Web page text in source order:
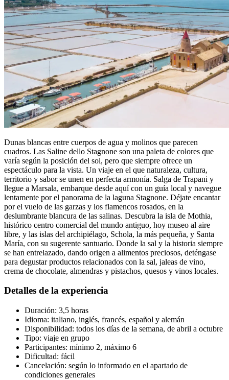
Dunas blancas entre cuerpos de agua y molinos que parecen
cuadros. Las Saline dello Stagnone son una paleta de colores que
varía según la posición del sol, pero que siempre ofrece un
espectáculo para la vista. Un viaje en el que naturaleza, cultura,
territorio y sabor se unen en perfecta armonía. Salga de Trapani y
llegue a Marsala, embarque desde aquí con un guía local y navegue
lentamente por el panorama de la laguna Stagnone. Déjate encantar
por el vuelo de las garzas y los flamencos rosados, en la
deslumbrante blancura de las salinas. Descubra la isla de Mothia,
histórico centro comercial del mundo antiguo, hoy museo al aire
libre, y las islas del archipiélago, Schola, la más pequeña, y Santa
María, con su sugerente santuario. Donde la sal y la historia siempre
se han entrelazado, dando origen a alimentos preciosos, deténgase
para degustar productos relacionados con la sal, jaleas de vino,
crema de chocolate, almendras y pistachos, quesos y vinos locales.
Detalles de la experiencia
Duración: 3,5 horas
Idioma: italiano, inglés, francés, español y alemán
Disponibilidad: todos los días de la semana, de abril a octubre
Tipo: viaje en grupo
Participantes: mínimo 2, máximo 6
Dificultad: fácil
Cancelación: según lo informado en el apartado de
condiciones generales